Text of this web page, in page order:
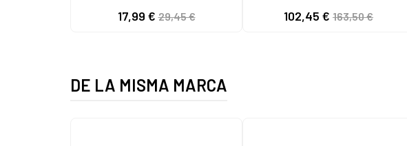
17,99 €29,45 € 102,45 € 163,50 €
DE LA MISMA MARCA